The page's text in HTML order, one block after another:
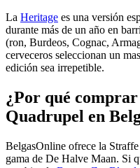
La Heritage es una versión
durante más de un año en
(ron, Burdeos, Cognac,
cerveceros seleccionan un
edición sea irrepetible.
¿Por qué
Quadrupel en
BelgasOnline ofrece la
gama de De Halve Maan. Si